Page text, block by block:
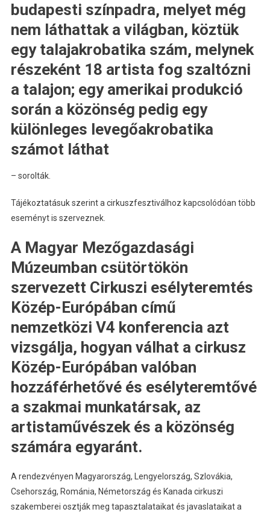
budapesti színpadra, melyet még
nem láthattak a világban, köztük
egy talajakrobatika szám, melynek
részeként 18 artista fog szaltózni
a talajon; egy amerikai produkció
során a közönség pedig egy
különleges levegőakrobatika
számot láthat
– sorolták.
Tájékoztatásuk szerint a cirkuszfesztiválhoz kapcsolódóan több
eseményt is szerveznek.
A Magyar Mezőgazdasági
Múzeumban csütörtökön
szervezett Cirkuszi esélyteremtés
Közép-Európában című
nemzetközi V4 konferencia azt
vizsgálja, hogyan válhat a cirkusz
Közép-Európában valóban
hozzáférhetővé és esélyteremtővé
a szakmai munkatársak, az
artistaművészek és a közönség
számára egyaránt.
A rendezvényen Magyarország, Lengyelország, Szlovákia,
Csehország, Románia, Németország és Kanada cirkuszi
szakemberei osztják meg tapasztalataikat és javaslataikat a